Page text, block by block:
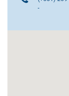
-